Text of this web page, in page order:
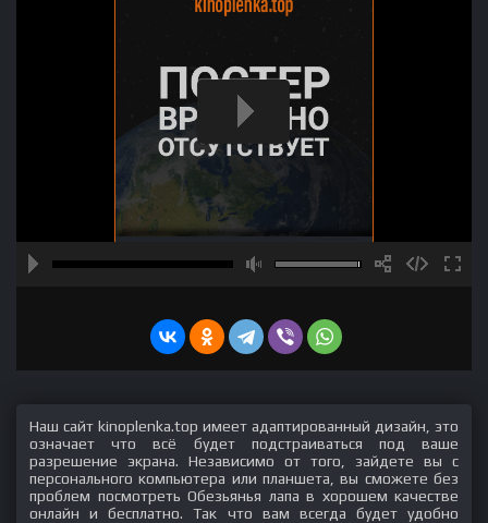
Наш сайт kinoplenka.top имеет адаптированный дизайн, это
означает что всё будет подстраиваться под ваше
разрешение экрана. Независимо от того, зайдете вы с
персонального компьютера или планшета, вы сможете без
проблем посмотреть Обезьянья лапа в хорошем качестве
онлайн и бесплатно. Так что вам всегда будет удобно